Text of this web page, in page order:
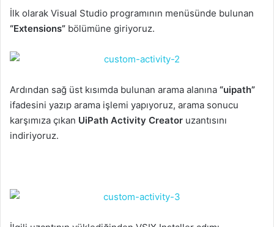
İlk olarak Visual Studio programının menüsünde bulunan
“Extensions” bölümüne giriyoruz.
Ardından sağ üst kısımda bulunan arama alanına “uipath”
ifadesini yazıp arama işlemi yapıyoruz, arama sonucu
karşımıza çıkan UiPath Activity Creator uzantısını
indiriyoruz.